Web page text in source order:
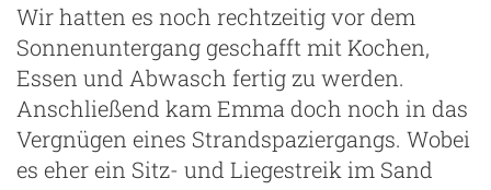
Wir hatten es noch rechtzeitig vor dem
Sonnenuntergang geschafft mit Kochen,
Essen und Abwasch fertig zu werden.
Anschließend kam Emma doch noch in das
Vergnügen eines Strandspaziergangs. Wobei
es eher ein Sitz- und Liegestreik im Sand